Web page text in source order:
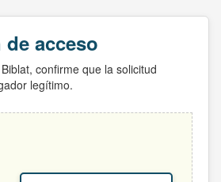
acceso
confirme que la solicitud
legítimo.